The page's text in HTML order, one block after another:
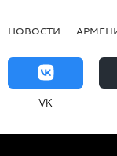
НОВОСТИ
VK